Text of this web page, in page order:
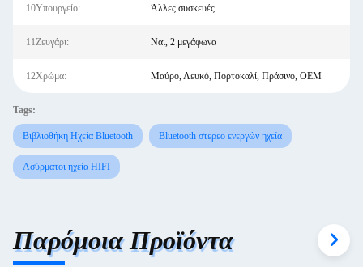
10Υπουργείο: Άλλες συσκευές
11Ζευγάρι: Ναι, 2 μεγάφωνα
12Χρώμα: Μαύρο, Λευκό, Πορτοκαλί, Πράσινο, OEM
Tags:
Βιβλιοθήκη Ηχεία Bluetooth Bluetooth στερεο ενεργών ηχεία
Ασύρματοι ηχεία HIFI
Παρόμοια Προϊόντα